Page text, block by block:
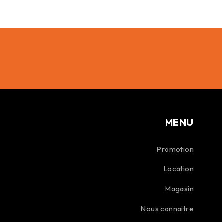
MENU
Promotion
Location
Magasin
Nous connaitre